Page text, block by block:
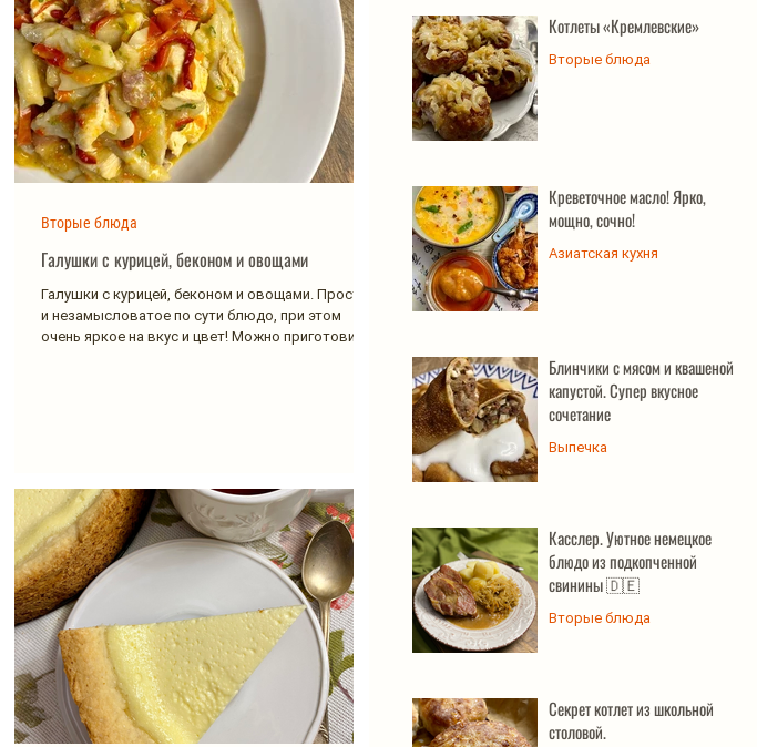
Галушки с курицей, беконом и овощами
Галушки с курицей, беконом и овощами. Простое
и незамысловатое по сути блюдо, при этом
очень яркое на вкус и цвет! Можно приготовить
Вторые блюда
Котлеты «Кремлевские»
Котлеты «Кремлевские»
Вторые блюда
Креветочное масло! Ярко,
мощно, сочно!
Азиатская кухня
Блинчики с мясом и квашеной
капустой. Супер вкусное
сочетание
Выпечка
Касслер. Уютное немецкое
блюдо из подкопченной
свинины 🇩🇪
Вторые блюда
Секрет котлет из школьной
столовой.